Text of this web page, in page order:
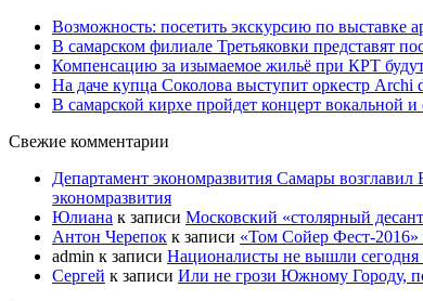
Возможность: посетить экскурсию по выставке
В самарском филиале Третьяковки представят
Компенсацию за изымаемое жильё при КРТ
На даче купца Соколова выступит оркестр Archi
В самарской кирхе пройдет концерт вокальной
Свежие комментарии
Департамент экономразвития Самары
экономразвития
Юлиана к записи Московский «столярный
Антон Черепок к записи «Том Сойер Фест-2016»
admin к записи Националисты не вышли сегодня
Сергей к записи Или не грози Южному Городу,